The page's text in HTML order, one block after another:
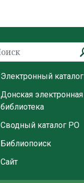
Электронный каталог
Донская электронная
библиотека
Сводный каталог РО
Библиопоиск
Сайт